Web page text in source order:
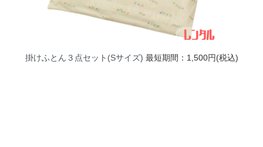
掛けふとん３点セット(Sサイズ) 最短期間：1,500円(税込)